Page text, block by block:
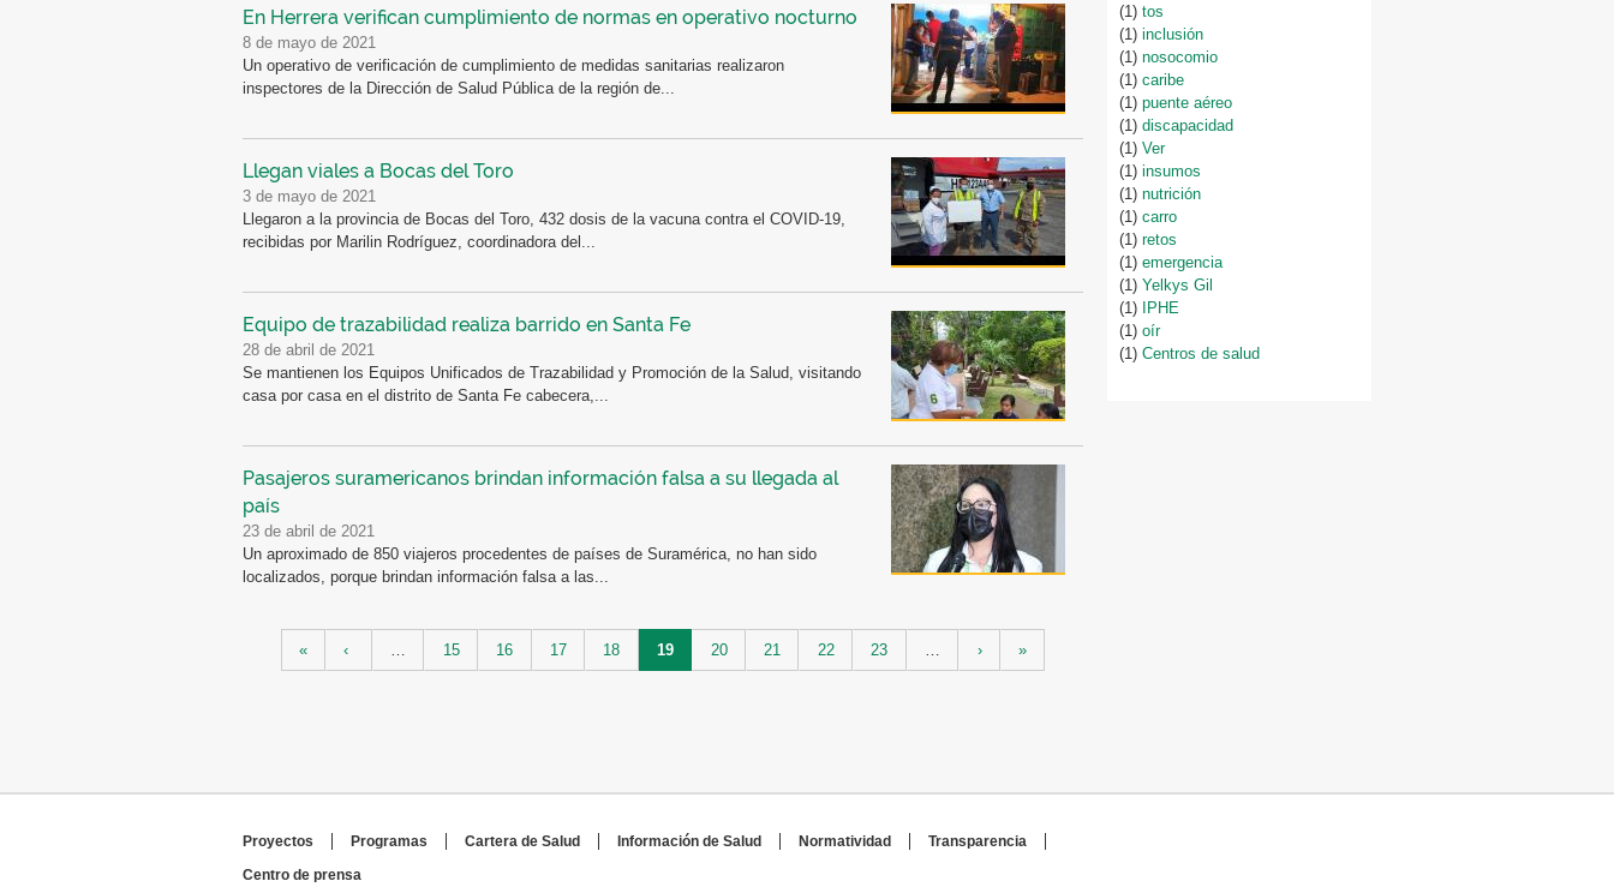
En Herrera verifican cumplimiento de normas en operativo nocturno
8 de mayo de 2021
Un operativo de verificación de cumplimiento de medidas sanitarias realizaron
inspectores de la Dirección de Salud Pública de la región de...
Llegan viales a Bocas del Toro
3 de mayo de 2021
Llegaron a la provincia de Bocas del Toro, 432 dosis de la vacuna contra el COVID-19,
recibidas por Marilin Rodríguez, coordinadora del...
Equipo de trazabilidad realiza barrido en Santa Fe
28 de abril de 2021
Se mantienen los Equipos Unificados de Trazabilidad y Promoción de la Salud, visitando
casa por casa en el distrito de Santa Fe cabecera,...
Pasajeros suramericanos brindan información falsa a su llegada al
país
23 de abril de 2021
Un aproximado de 850 viajeros procedentes de países de Suramérica, no han sido
localizados, porque brindan información falsa a las...
Páginas
« ‹ 15 16 17 18 19 20 21 22 23 › »
(1) tos
(1) inclusión
(1) nosocomio
(1) caribe
(1) puente aéreo
(1) discapacidad
(1) Ver
(1) insumos
(1) nutrición
(1) carro
(1) retos
(1) emergencia
(1) Yelkys Gil
(1) IPHE
(1) oír
(1) Centros de salud
Proyectos Programas Cartera de Salud Información de Salud Normatividad
Transparencia
Centro de prensa